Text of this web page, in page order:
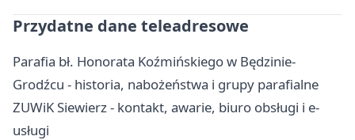
Przydatne dane teleadresowe
Parafia bł. Honorata Koźmińskiego w Będzinie-
Grodźcu - historia, nabożeństwa i grupy parafialne
ZUWiK Siewierz - kontakt, awarie, biuro obsługi i e-
usługi